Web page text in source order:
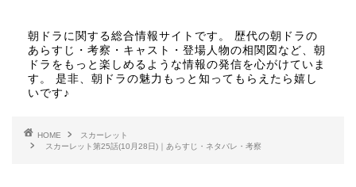
朝ドラに関する総合情報サイトです。 歴代の朝ドラの
あらすじ・考察・キャスト・登場人物の相関図など、朝
ドラをもっと楽しめるような情報の発信を心がけていま
す。 是非、朝ドラの魅力もっと知ってもらえたら嬉し
いです♪
HOME
スカーレット
スカーレット第25話(10月28日)｜あらすじ・ネタバレ・考察